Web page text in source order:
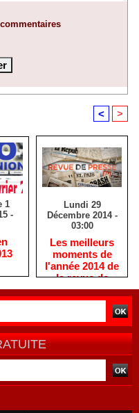
< >
1
-
Lundi 29
Décembre 2014 -
03:00
Les meilleurs
moments de
l'année 2014 de
la revue de
presse
réunionnaise